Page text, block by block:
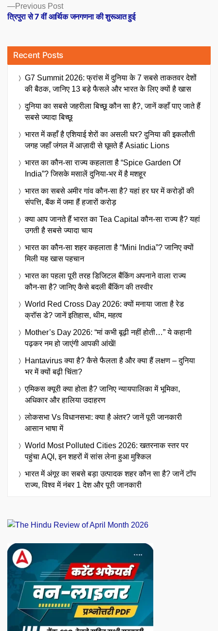
Previous PostPrevious
post:
त्रिपुरा से 7 वीं आर्थिक जनगणना की शुरूआत हुई
Recent Posts
G7 Summit 2026: फ्रांस में दुनिया के 7 सबसे ताकतवर देशों
की बैठक, जानिए 13 बड़े फैसले और भारत के लिए क्यों है खास
दुनिया का सबसे जहरीला बिच्छू कौन सा है?, जानें कहाँ पाए जाते हैं
सबसे ज्यादा बिच्छू
भारत में कहाँ है एशियाई शेरों का असली घर? दुनिया की इकलौती
जगह जहाँ जंगल में आज़ादी से घूमते हैं Asiatic Lions
भारत का कौन-सा राज्य कहलाता है “Spice Garden Of
India”? जिसके मसालें दुनिया-भर में है मशहूर
भारत का सबसे अमीर गांव कौन-सा है? यहां हर घर में करोड़ों की
संपत्ति, बैंक में जमा हैं हजारों करोड़
क्या आप जानते हैं भारत का Tea Capital कौन-सा राज्य है? यहां
उगती है सबसे ज्यादा चाय
भारत का कौन-सा शहर कहलाता है “Mini India”? जानिए क्यों
मिली यह खास पहचान
भारत का पहला पूरी तरह डिजिटल बैंकिंग अपनाने वाला राज्य
कौन-सा है? जानिए कैसे बदली बैंकिंग की तस्वीर
World Red Cross Day 2026: क्यों मनाया जाता है रेड
क्रॉस डे? जानें इतिहास, थीम, महत्व
Mother’s Day 2026: “मां कभी बूढ़ी नहीं होती…” ये कहानी
पढ़कर नम हो जाएंगी आपकी आंखें!
Hantavirus क्या है? कैसे फैलता है और क्या हैं लक्षण – दुनिया
भर में क्यों बढ़ी चिंता?
एमिकस क्यूरी क्या होता है? जानिए न्यायपालिका में भूमिका,
अधिकार और हालिया उदाहरण
लोकसभा Vs विधानसभा: क्या है अंतर? जानें पूरी जानकारी
आसान भाषा में
World Most Polluted Cities 2026: खतरनाक स्तर पर
पहुंचा AQI, इन शहरों में सांस लेना हुआ मुश्किल
भारत में अंगूर का सबसे बड़ा उत्पादक शहर कौन सा है? जानें टॉप
राज्य, विश्व में नंबर 1 देश और पूरी जानकारी